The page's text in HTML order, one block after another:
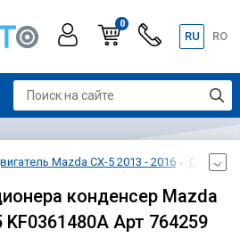
0
RU RO
Mazda CX-5 2013 - 2016 Система
конденсер Mazda
KF0361480A Арт 764259